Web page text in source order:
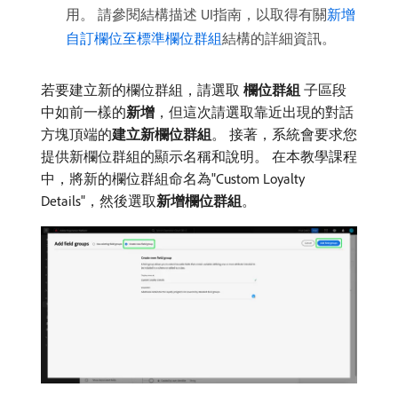
用。 請參閱結構描述 UI指南，以取得有關新增
自訂欄位至標準欄位群組結構的詳細資訊。
若要建立新的欄位群組，請選取​ 欄位群組 ​子區段
中如前一樣的​新增 ，但這次請選取靠近出現的對話
方塊頂端的​建立新欄位群組。 接著，系統會要求您
提供新欄位群組的顯示名稱和說明。 在本教學課程
中，將新的欄位群組命名為"Custom Loyalty
Details"，然後選取​新增欄位群組。